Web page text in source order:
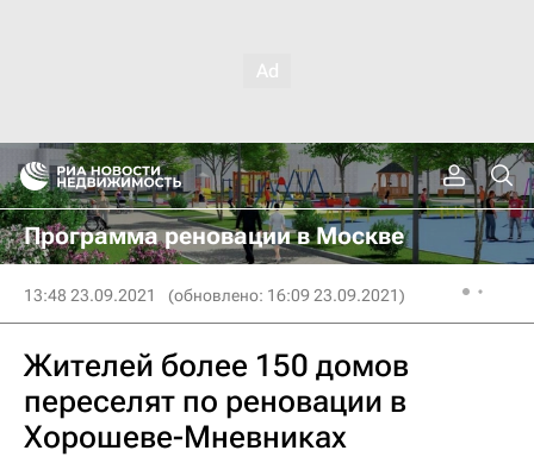
Программа реновации в Москве
13:48 23.09.2021 (обновлено: 16:09 23.09.2021)
Жителей более 150 домов
переселят по реновации в
Хорошеве-Мневниках